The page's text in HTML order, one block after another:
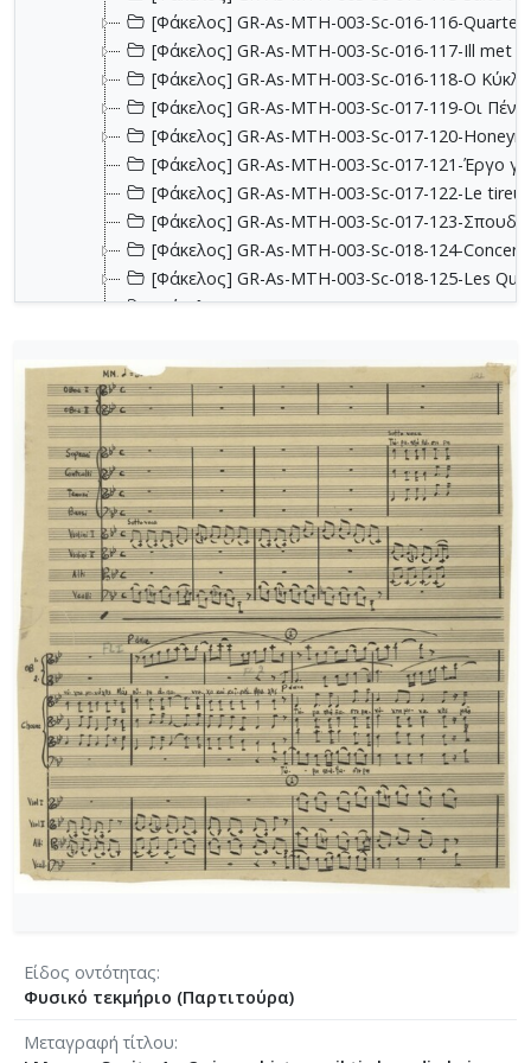
[Φάκελος] GR-As-MTH-003-Sc-016-116-
[Φάκελος] GR-As-MTH-003-Sc-016-117-Ill met
[Φάκελος] GR-As-MTH-003-Sc-016-118-Ο
[Φάκελος] GR-As-MTH-003-Sc-017-119-Oι
[Φάκελος] GR-As-MTH-003-Sc-017-120-
[Φάκελος] GR-As-MTH-003-Sc-017-121-Έργο
[Φάκελος] GR-As-MTH-003-Sc-017-122-Le
[Φάκελος] GR-As-MTH-003-Sc-017-123-
[Φάκελος] GR-As-MTH-003-Sc-018-124-
[Φάκελος] GR-As-MTH-003-Sc-018-125-Les
[Φάκελος] GR-As-MTH-003-Sc-018-126-Les Six
[Φάκελος] GR-As-MTH-003-Sc-018-128-
[Φάκελος] GR-As-MTH-003-Sc-019-129-Πέντε
[Φάκελος] GR-As-MTH-003-Sc-019-130-
[Φάκελος] GR-As-MTH-003-Sc-019-131-
[Φάκελος] GR-As-MTH-003-Sc-019-132-Le feu
[Φάκελος] GR-As-MTH-003-Sc-020-133-[Έργο
[Φάκελος] GR-As-MTH-003-Sc-021-134-Les
[Φάκελος] GR-As-MTH-003-Sc-021-135-Les
[Φάκελος] GR-As-MTH-003-Sc-021-136-
[Φάκελος] GR-As-MTH-003-Sc-022-137-
[Φάκελος] GR-As-MTH-003-Sc-022-138-Σχέδια
[Φάκελος] GR-As-MTH-003-Sc-023-139-
[Φάκελος] GR-As-MTH-003-Sc-023-140-
[Φάκελος] GR-As-MTH-003-Sc-023-141-
[Φάκελος] GR-As-MTH-003-Sc-024-142-
[Φάκελος] GR-As-MTH-003-Sc-024-143-
[Φάκελος] GR-As-MTH-003-Sc-024-144-Βάκχες
[Φάκελος] GR-As-MTH-003-Sc-024-145-Faces
[Φάκελος] GR-As-MTH-003-Sc-024-146-
[Φάκελος] GR-As-MTH-003-Sc-025-150-Phedre
[Φάκελος] GR-As-MTH-003-Sc-025-152-
Είδος οντότητας
Φυσικό τεκμήριο (Παρτιτούρα)
Μεταγραφή τίτλου